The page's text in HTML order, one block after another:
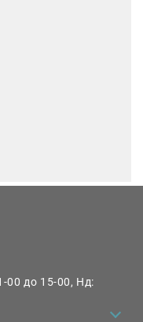
00 до 15-00, Нд: